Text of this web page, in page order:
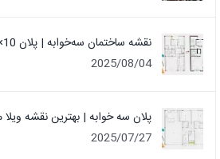
نقشه ساختمان سه‌خوابه | پلان 10×18 اصلاح شده
2025/08/04
پلان سه خوابه | بهترین نقشه
2025/07/27